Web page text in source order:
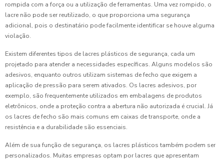
rompida com a força ou a utilização de ferramentas. Uma vez rompido, o
lacre não pode ser reutilizado, o que proporciona uma segurança
adicional, pois o destinatário pode facilmente identificar se houve alguma
violação.
Existem diferentes tipos de lacres plásticos de segurança, cada um
projetado para atender a necessidades específicas. Alguns modelos são
adesivos, enquanto outros utilizam sistemas de fecho que exigem a
aplicação de pressão para serem ativados. Os lacres adesivos, por
exemplo, são frequentemente utilizados em embalagens de produtos
eletrônicos, onde a proteção contra a abertura não autorizada é crucial. Já
os lacres de fecho são mais comuns em caixas de transporte, onde a
resistência e a durabilidade são essenciais.
Além de sua função de segurança, os lacres plásticos também podem ser
personalizados. Muitas empresas optam por lacres que apresentam